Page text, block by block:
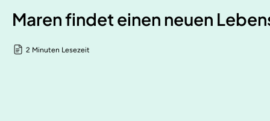
Maren findet einen neuen
2 Minuten Lesezeit